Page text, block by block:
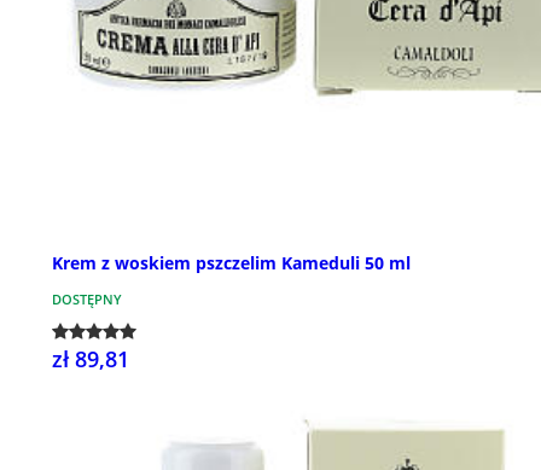
Krem z woskiem pszczelim Kameduli 50 ml
DOSTĘPNY
zł 89,81